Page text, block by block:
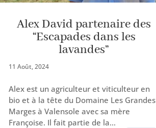
Alex David partenaire des
“Escapades dans les
lavandes”
11 Août, 2024
Alex est un agri­cul­teur et viti­cul­teur en
bio et à la tête du Domaine Les Grandes
Marges à Valensole avec sa mère
Françoise. Il fait par­tie de la…